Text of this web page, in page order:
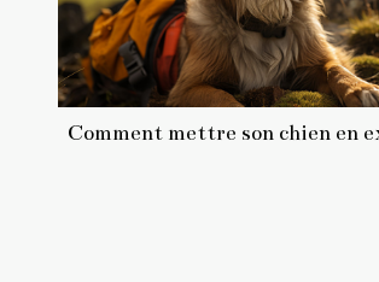
Comment mettre son chien en